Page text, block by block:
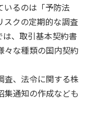
いるのは「予防法
スクの定期的な調査
、取引基本契約書
々な種類の国内契約
査、法令に関する株
集通知の作成なども